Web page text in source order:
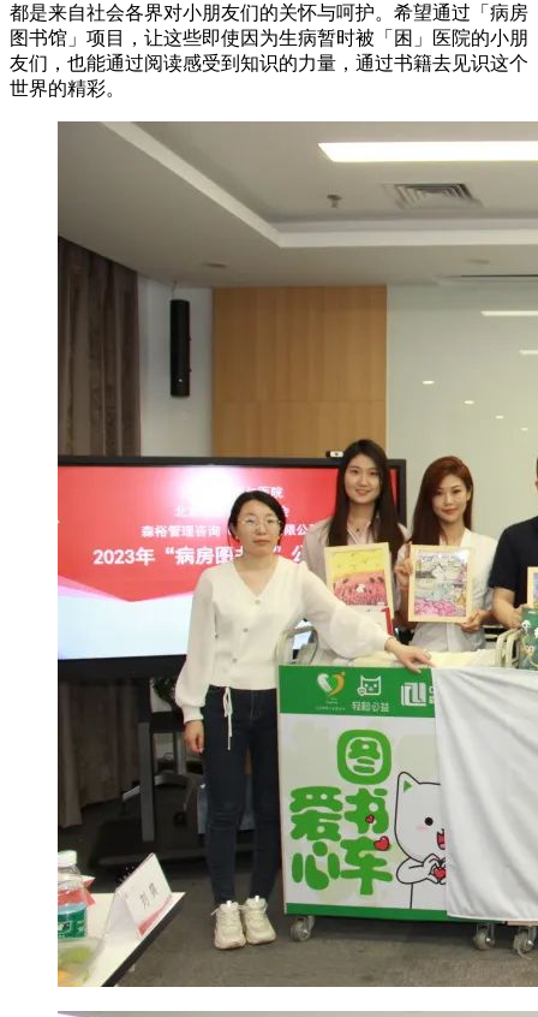
都是来自社会各界对小朋友们的关怀与呵护。希望通过「病房
图书馆」项目，让这些即使因为生病暂时被「困」医院的小朋
友们，也能通过阅读感受到知识的力量，通过书籍去见识这个
世界的精彩。